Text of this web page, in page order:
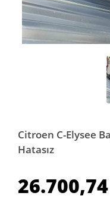
Citroen C-Elysee
Hatasız
26.700,74